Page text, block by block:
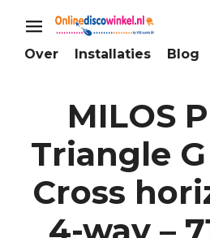
Over Installaties Blog
MILOS
Triangle
Cross